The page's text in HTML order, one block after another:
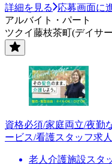
詳細を見る
応募画面に
アルバイト・パート
ツクイ藤枝茶町(デイサ
資格必須/家庭両立/夜勤
ービス/看護スタッフ求人
老人介護施設スタ